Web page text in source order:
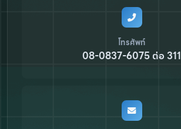
โทรศัพท์
08-0837-6075 ต่อ 311